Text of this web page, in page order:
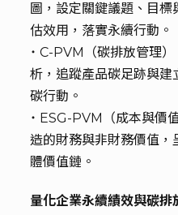
圖，設定關鍵議題、目
估效用，落實永續行動。
˙ C-PVM（碳排放管理
析，追蹤產品碳足跡與
碳行動。
˙ ESG-PVM（成本與價
造的財務與非財務價值，
體價值鏈。
量化企業永續績效與碳